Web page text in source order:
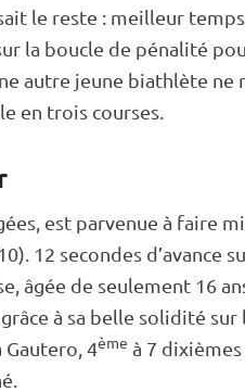
le reste : meilleur
la boucle de pénalité
autre jeune biathlète ne
en trois courses.
est parvenue à faire
12 secondes d’avance
âgée de seulement 16
à sa belle solidité sur
Gautero, 4ème à 7